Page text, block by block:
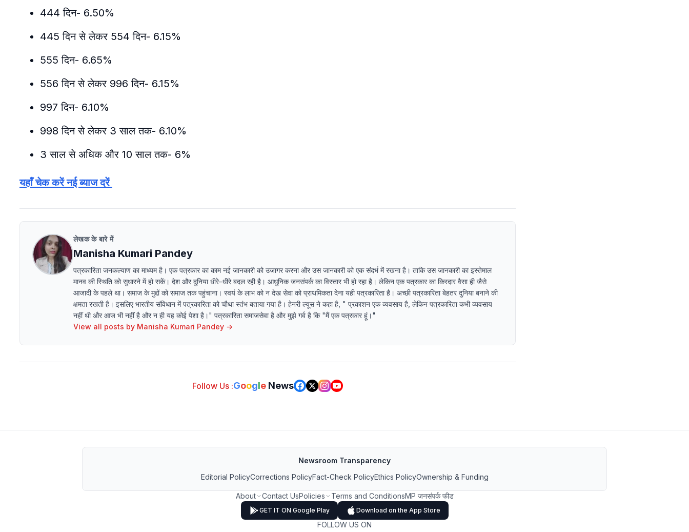
444 दिन- 6.50%
445 दिन से लेकर 554 दिन- 6.15%
555 दिन- 6.65%
556 दिन से लेकर 996 दिन- 6.15%
997 दिन- 6.10%
998 दिन से लेकर 3 साल तक- 6.10%
3 साल से अधिक और 10 साल तक- 6%
यहाँ चेक करें नई ब्याज दरें
लेखक के बारे में
Manisha Kumari Pandey
पत्रकारिता जनकल्याण का माध्यम है। एक पत्रकार का काम नई जानकारी को उजागर करना और उस जानकारी को एक संदर्भ में रखना है। ताकि उस जानकारी का इस्तेमाल
मानव की स्थिति को सुधारने में हो सकें। देश और दुनिया धीरे–धीरे बदल रही है। आधुनिक जनसंपर्क का विस्तार भी हो रहा है। लेकिन एक पत्रकार का किरदार वैसा ही जैसे
आजादी के पहले था। समाज के मुद्दों को समाज तक पहुंचाना। स्वयं के लाभ को न देख सेवा को प्राथमिकता देना यही पत्रकारिता है। अच्छी पत्रकारिता बेहतर दुनिया बनाने की
क्षमता रखती है। इसलिए भारतीय संविधान में पत्रकारिता को चौथा स्तंभ बताया गया है। हेनरी ल्यूस ने कहा है, " प्रकाशन एक व्यवसाय है, लेकिन पत्रकारिता कभी व्यवसाय
नहीं थी और आज भी नहीं है और न ही यह कोई पेशा है।" पत्रकारिता समाजसेवा है और मुझे गर्व है कि "मैं एक पत्रकार हूं।"
View all posts by Manisha Kumari Pandey →
Follow Us :Google News
Newsroom Transparency
Editorial PolicyCorrections PolicyFact-Check PolicyEthics PolicyOwnership & Funding
About Contact UsPolicies Terms and ConditionsMP जनसंपर्क फीड
GET IT ON Google Play Download on the App Store
FOLLOW US ON